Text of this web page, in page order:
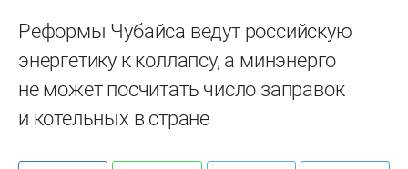
Реформы Чубайса ведут российскую
энергетику к коллапсу, а минэнерго
не может посчитать число заправок
и котельных в стране